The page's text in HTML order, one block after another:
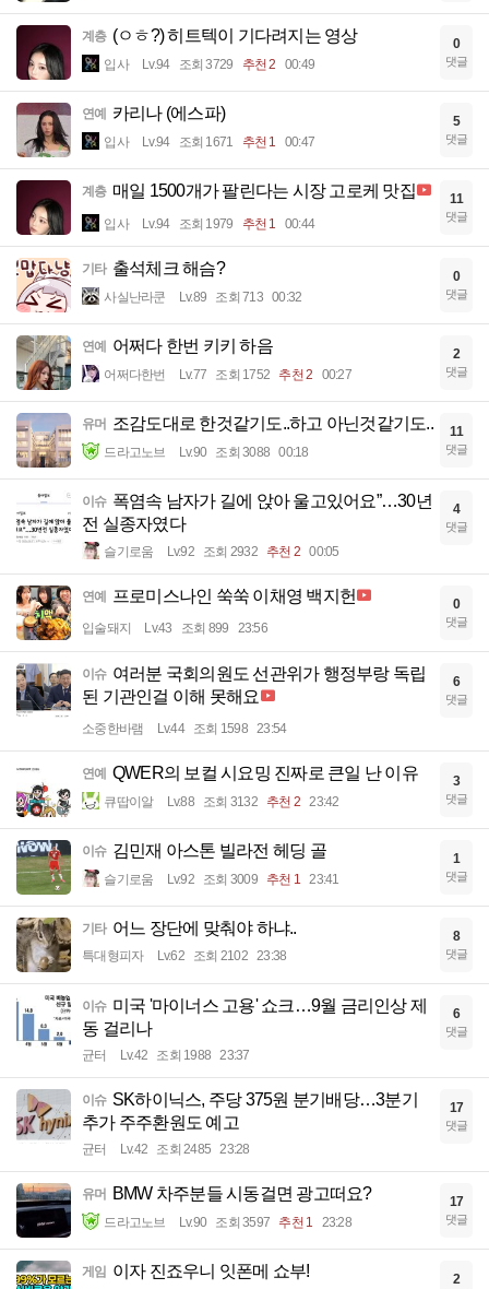
계층 (ㅇㅎ?) 히트텍이 기다려지는 영상
입사 Lv.94 조회 3729 추천 2 00:49
0
댓글
연예 카리나 (에스파)
입사 Lv.94 조회 1671 추천 1 00:47
5
댓글
계층 매일 1500개가 팔린다는 시장 고로케 맛집
입사 Lv.94 조회 1979 추천 1 00:44
11
댓글
기타 출석체크 해슴?
사실난라쿤 Lv.89 조회 713 00:32
0
댓글
연예 어쩌다 한번 키키 하음
어쩌다한번 Lv.77 조회 1752 추천 2 00:27
2
댓글
유머 조감도대로 한것같기도..하고 아닌것같기도..
드라고노브 Lv.90 조회 3088 00:18
11
댓글
이슈 폭염속 남자가 길에 앉아 울고있어요”…30년
전 실종자였다
슬기로움 Lv.92 조회 2932 추천 2 00:05
4
댓글
연예 프로미스나인 쑥쑥 이채영 백지헌
입술돼지 Lv.43 조회 899 23:56
0
댓글
이슈 여러분 국회의원도 선관위가 행정부랑 독립
된 기관인걸 이해 못해요
소중한바램 Lv.44 조회 1598 23:54
6
댓글
연예 QWER의 보컬 시요밍 진짜로 큰일 난 이유
큐땁이알 Lv.88 조회 3132 추천 2 23:42
3
댓글
이슈 김민재 아스톤 빌라전 헤딩 골
슬기로움 Lv.92 조회 3009 추천 1 23:41
1
댓글
기타 어느 장단에 맞춰야 하냐..
특대형피자 Lv.62 조회 2102 23:38
8
댓글
이슈 미국 '마이너스 고용' 쇼크…9월 금리인상 제
동 걸리나
균터 Lv.42 조회 1988 23:37
6
댓글
이슈 SK하이닉스, 주당 375원 분기배당…3분기
추가 주주환원도 예고
균터 Lv.42 조회 2485 23:28
17
댓글
유머 BMW 차주분들 시동걸면 광고떠요?
드라고노브 Lv.90 조회 3597 추천 1 23:28
17
댓글
게임 이자 진죠우니 잇폰메 쇼부! 2